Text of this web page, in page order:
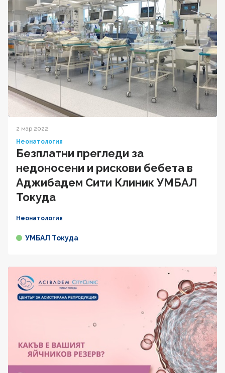
2 мар 2022
Неонатология
Безплатни прегледи за
недоносени и рискови бебета в
Аджибадем Сити Клиник УМБАЛ
Токуда
Неонатология
УМБАЛ Токуда